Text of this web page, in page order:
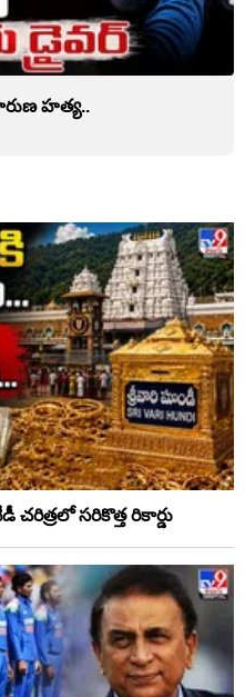
హత్య..
సరికొత్త రికార్డు